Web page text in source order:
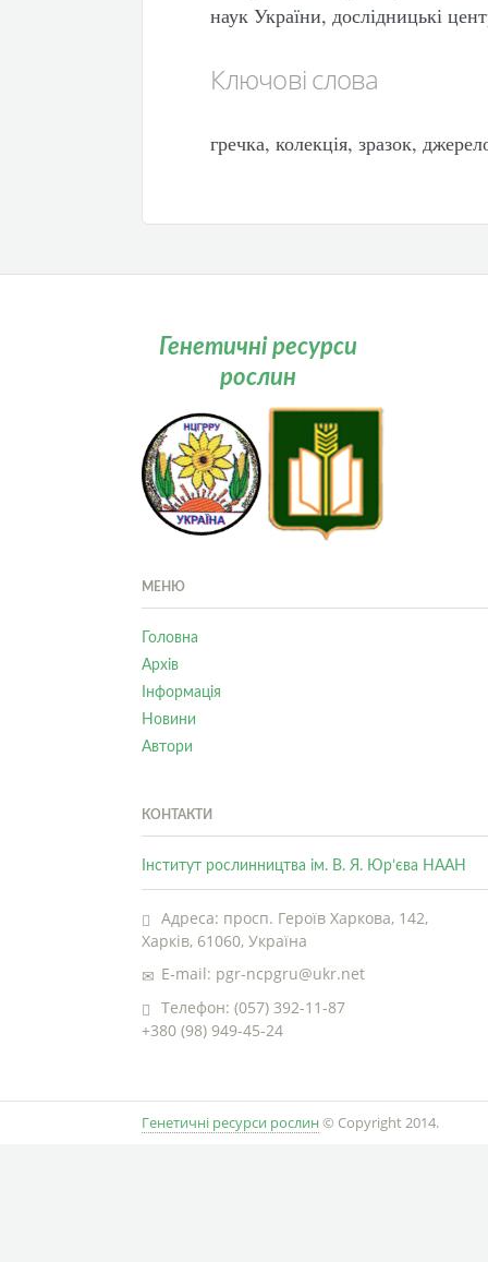
наук України, дослідницькі
Ключові слова
гречка, колекція, зразок,
Генетичні ресурси
рослин
МЕНЮ
Головна
Архів
Інформація
Новини
Автори
КОНТАКТИ
Інститут рослинництва ім. В. Я. Юр’єва НААН
Адреса: просп. Героїв Харкова, 142,
Харків, 61060, Україна
E-mail: pgr-ncpgru@ukr.net
Телефон: (057) 392-11-87
+380 (98) 949-45-24
Генетичні ресурси рослин © Copyright 2014.